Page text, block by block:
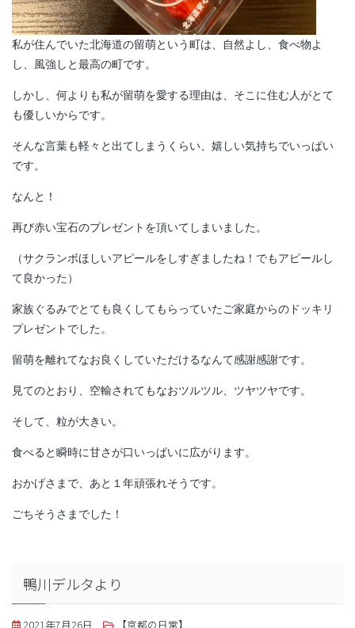
私が住んでいた北海道の留萌という町は、自然よし、食べ物よ
し、風強しと最高の町です。
しかし、何よりも私が留萌を愛する理由は、そこに住む人がとて
も優しいからです。
そんな言葉も軽々と出てしまうくらい、嬉しい気持ちでいっぱい
です。
なんと！
再び赤い宝石のプレゼントを頂いてしまいました。
（サクランボほしいアピールをしすぎましたね！でもアピールし
て良かった）
家族ぐるみでとても良くしてもらっていたご家庭からのドッキリ
プレゼントでした。
留萌を離れてなお良くしていただけるなんて感謝感謝です。
見てのとおり、空輸されてもなおツルツル、ツヤツヤです。
そして、粒が大きい。
食べると瞬時に甘さが口いっぱいに広がります。
おかげさまで、あと１年頑張れそうです。
ごちそうさまでした！
鴨川デルタより
2021年7月26日 【京都の日常】